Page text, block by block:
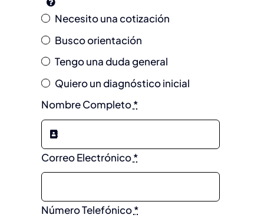
Necesito una cotización
Busco orientación
Tengo una duda general
Quiero un diagnóstico inicial
Nombre Completo*
Correo Electrónico*
Número Telefónico*